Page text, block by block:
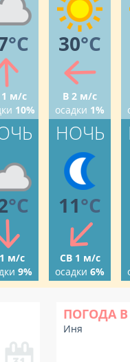
°C
м/с
10%
°C
м/с
9%
30°C
В 2 м/с
осадки 1%
НОЧЬ
11°C
СВ 1 м/с
осадки 6%
ПОГОДА В
Иня